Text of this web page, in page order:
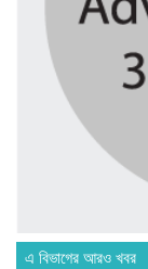
এ বিভাগের আরও খবর